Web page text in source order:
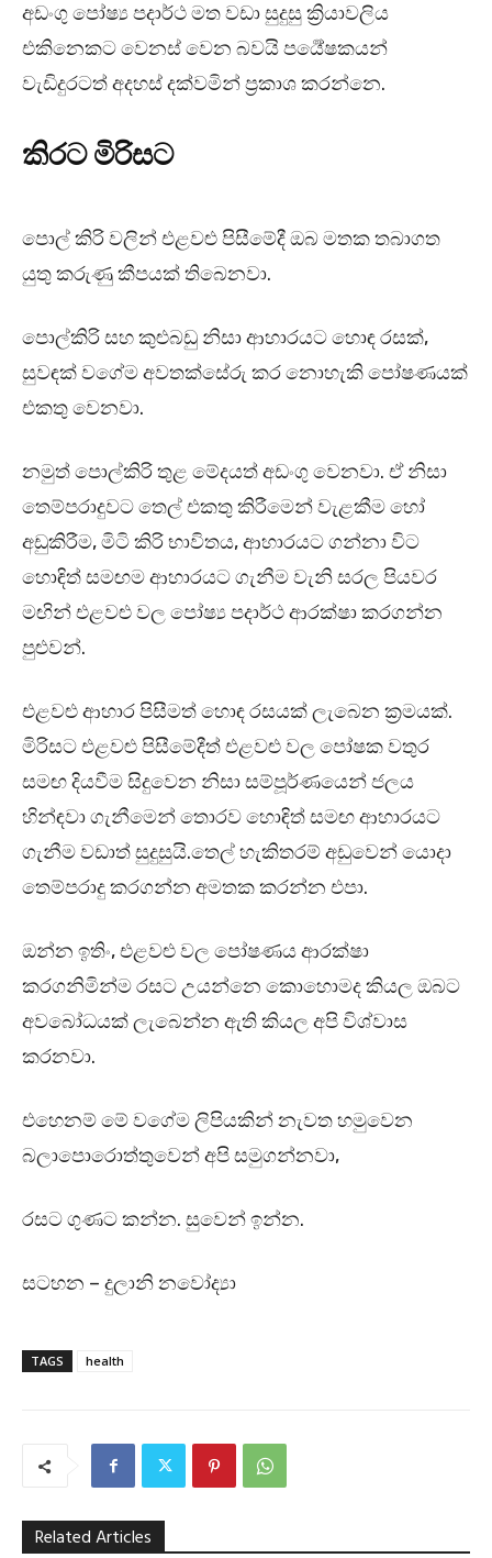
අඩංගු පෝෂ්‍ය පදාර්ථ මත වඩා සුදුසු ක්‍රියාවලිය
එකිනෙකට වෙනස් වෙන බවයි පර්‍යේෂකයන්
වැඩිදුරටත් අදහස් දක්වමින් ප්‍රකාශ කරන්නෙ.
කිරට මිරිසට
පොල් කිරි වලින් එළවළු පිසීමේදී ඔබ මතක තබාගත
යුතු කරුණු කීපයක් තිබෙනවා.
පොල්කිරි සහ කුළුබඩු නිසා ආහාරයට හොඳ රසක්,
සුවඳක් වගේම අවතක්සේරු කර නොහැකි පෝෂණයක්
එකතු වෙනවා.
නමුත් පොල්කිරි තුළ මේදයත් අඩංගු වෙනවා. ඒ නිසා
තෙම්පරාදුවට තෙල් එකතු කිරීමෙන් වැළකීම හෝ
අඩුකිරීම, මිටි කිරි භාවිතය, ආහාරයට ගන්නා විට
හොඳිත් සමඟම ආහාරයට ගැනීම වැනි සරල පියවර
මඟින් එළවළු වල පෝෂ්‍ය පදාර්ථ ආරක්ෂා කරගන්න
පුළුවන්.
එළවළු ආහාර පිසීමත් හොඳ රසයක් ලැබෙන ක්‍රමයක්.
මිරිසට එළවළු පිසීමේදීත් එළවළු වල පෝෂක වතුර
සමඟ දියවීම සිදුවෙන නිසා සම්පූර්ණයෙන් ජලය
හින්ඳවා ගැනීමෙන් තොරව හොඳිත් සමඟ ආහාරයට
ගැනීම වඩාත් සුදුසුයි.තෙල් හැකිතරම් අඩුවෙන් යොදා
තෙම්පරාදු කරගන්න අමතක කරන්න එපා.
ඔන්න ඉතිං, එළවළු වල පෝෂණය ආරක්ෂා
කරගනිමින්ම රසට උයන්නෙ කොහොමද කියල ඔබට
අවබෝධයක් ලැබෙන්න ඇති කියල අපි විශ්වාස
කරනවා.
එහෙනම් මේ වගේම ලිපියකින් නැවත හමුවෙන
බලාපොරොත්තුවෙන් අපි සමුගන්නවා,
රසට ගුණට කන්න. සුවෙන් ඉන්න.
සටහන – දුලානි නවෝද්‍යා
TAGS health
Related Articles